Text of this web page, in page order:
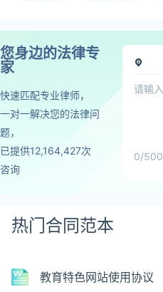
您身边的法律专
家
快速匹配专业律师，
一对一解决您的法律问
题，
已提供12,164,427次
咨询
0/500
热门合同范本
教育特色网站使用协议